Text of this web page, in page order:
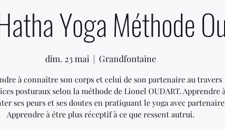
Yoga Méthode
dim. 23 mai
  |
Grandfontaine
à connaître son corps et celui de son partenaire au travers
posturaux selon la méthode de Lionel OUDART. Apprendre à
ses peurs et ses doutes en pratiquant le yoga avec
Apprendre à être plus réceptif à ce que ressent autrui.